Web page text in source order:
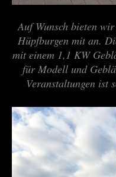
Auf Wunsch bieten
Hüpfburgen mit an.
mit einem 1,1 KW
für Modell und
Veranstaltungen ist